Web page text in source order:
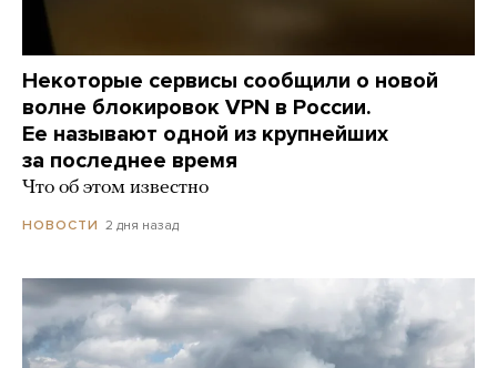
Некоторые сервисы сообщили о новой
волне блокировок VPN в России.
Ее называют одной из крупнейших
за последнее время
Что об этом известно
НОВОСТИ 2 дня назад